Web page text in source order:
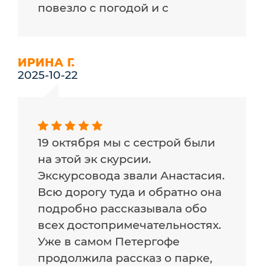
повезло с погодой и с
ИРИНА Г.
2025-10-22
19 октября мы с сестрой были
на этой эк скурсии.
Экскурсовода звали Анастасия.
Всю дорогу туда и обратно она
подробно рассказывала обо
всех достопримечательностях.
Уже в самом Петергофе
продолжила рассказ о парке,